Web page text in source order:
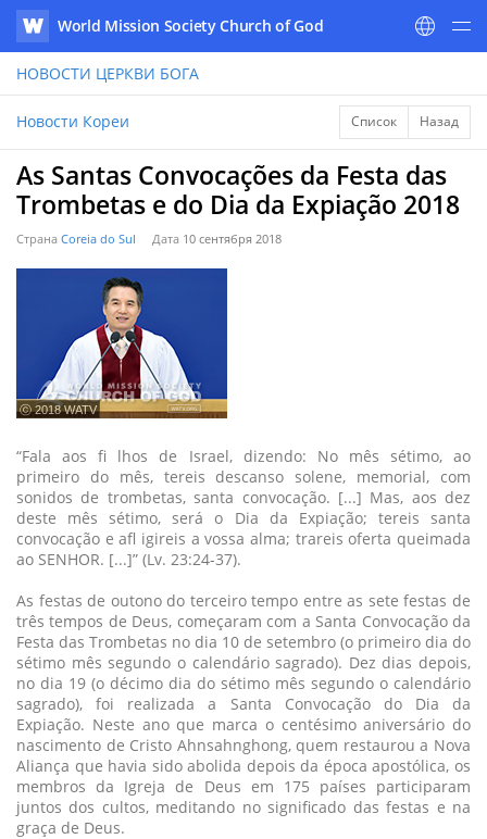
WATV
World Mission Society Church of God
НОВОСТИ ЦЕРКВИ БОГА
Новости Кореи Список Назад
As Santas Convocações da Festa das
Trombetas e do Dia da Expiação 2018
Страна Coreia do Sul Дата 10 сентября 2018
ⓒ 2018 WATV
“Fala aos fi lhos de Israel, dizendo: No mês sétimo, ao
primeiro do mês, tereis descanso solene, memorial, com
sonidos de trombetas, santa convocação. [...] Mas, aos dez
deste mês sétimo, será o Dia da Expiação; tereis santa
convocação e afl igireis a vossa alma; trareis oferta queimada
ao SENHOR. [...]” (Lv. 23:24-37).
As festas de outono do terceiro tempo entre as sete festas de
três tempos de Deus, começaram com a Santa Convocação da
Festa das Trombetas no dia 10 de setembro (o primeiro dia do
sétimo mês segundo o calendário sagrado). Dez dias depois,
no dia 19 (o décimo dia do sétimo mês segundo o calendário
sagrado), foi realizada a Santa Convocação do Dia da
Expiação. Neste ano que marca o centésimo aniversário do
nascimento de Cristo Ahnsahnghong, quem restaurou a Nova
Aliança que havia sido abolida depois da época apostólica, os
membros da Igreja de Deus em 175 países participaram
juntos dos cultos, meditando no significado das festas e na
graça de Deus.